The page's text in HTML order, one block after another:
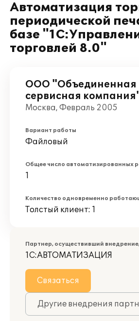
Автоматизация
периодической
базе
торговлей 8.0"
ООО "Объединенная
сервисная
Москва, Февраль 2005
Вариант работы
Файловый
Общее число автоматизированных
1
Количество одновременно
Толстый клиент: 1
Партнер, осуществивший
1С:АВТОМАТИЗАЦИЯ
Связаться
Другие внедрения